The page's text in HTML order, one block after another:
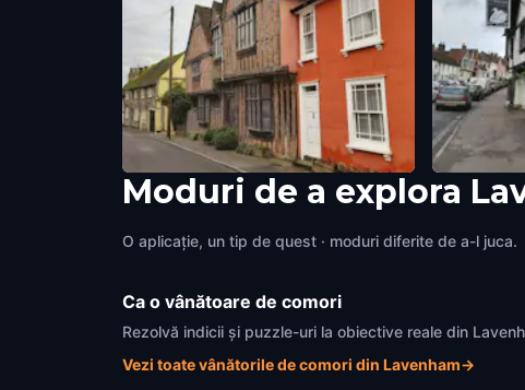
De Vere House Swan Hotel
Moduri de a explora
O aplicație, un tip de quest · moduri diferite de a-l juca.
Ca o vânătoare de comori
Rezolvă indicii și puzzle-uri la obiective reale din
Vezi toate vânătorile de comori din Lavenham→